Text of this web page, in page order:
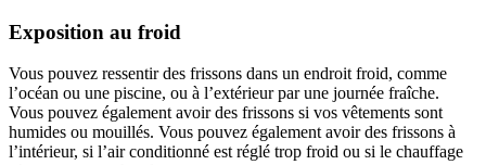
Exposition au froid
Vous pouvez ressentir des frissons dans un endroit froid, comme
l’océan ou une piscine, ou à l’extérieur par une journée fraîche.
Vous pouvez également avoir des frissons si vos vêtements sont
humides ou mouillés. Vous pouvez également avoir des frissons à
l’intérieur, si l’air conditionné est réglé trop froid ou si le chauffage